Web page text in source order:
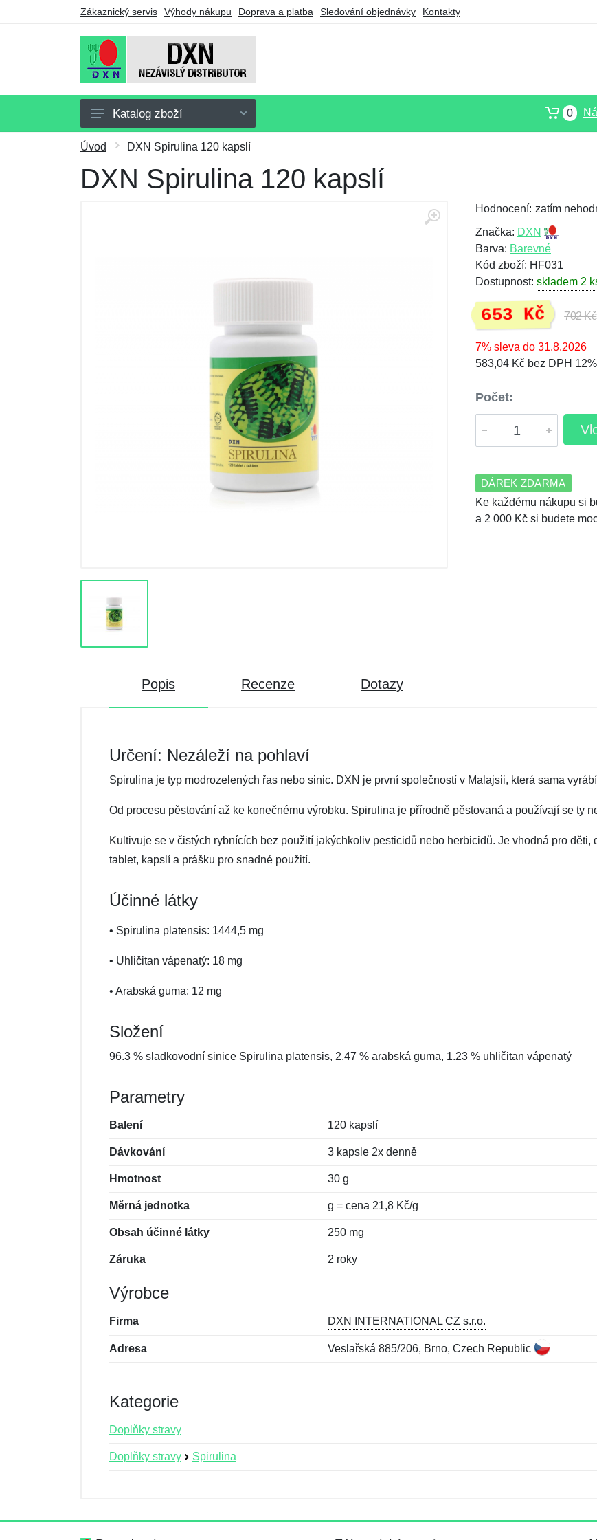
Zákaznický servis Výhody nákupu Doprava a platba Sledování objednávky Kontakty
Doplňky stravy
Nápoje
Katalog zboží 0
Úvod DXN Spirulina 120 kapslí
DXN Spirulina 120 kapslí
Hodnocení: zatím
Značka: DXN
Barva: Barevné
Kód zboží: HF031
Dostupnost: skladem 2
653 Kč 702 Kč
7% sleva do 31.8.2026
583,04 Kč bez DPH 12%
Počet:
DÁREK ZDARMA
Ke každému nákupu si
a 2 000 Kč si budete
Popis Recenze Dotazy
Určení: Nezáleží na pohlaví
Spirulina je typ modrozelených řas nebo sinic. DXN je první společností v Malajsii, která sama
Od procesu pěstování až ke konečnému výrobku. Spirulina je přírodně pěstovaná a používají se ty
Kultivuje se v čistých rybnících bez použití jakýchkoliv pesticidů nebo herbicidů. Je vhodná pro děti,
tablet, kapslí a prášku pro snadné použití.
Účinné látky
• Spirulina platensis: 1444,5 mg
• Uhličitan vápenatý: 18 mg
• Arabská guma: 12 mg
Složení
96.3 % sladkovodní sinice Spirulina platensis, 2.47 % arabská guma, 1.23 % uhličitan vápenatý
Parametry
Balení 120 kapslí
Dávkování 3 kapsle 2x denně
Hmotnost 30 g
Měrná jednotka g = cena 21,8 Kč/g
Obsah účinné látky 250 mg
Záruka 2 roky
Výrobce
Firma DXN INTERNATIONAL CZ s.r.o.
Adresa Veslařská 885/206, Brno, Czech Republic
Kategorie
Doplňky stravy
Doplňky stravy Spirulina